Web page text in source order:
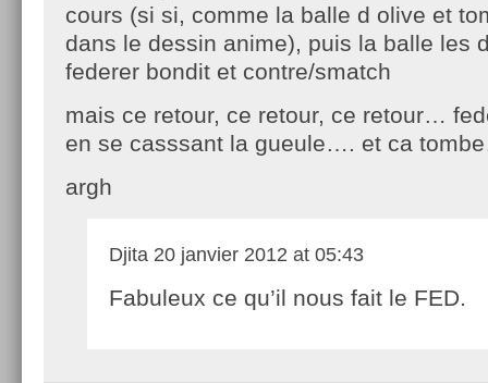
cours (si si, comme la balle d olive et
dans le dessin anime), puis la balle les
federer bondit et contre/smatch
mais ce retour, ce retour, ce retour…
en se casssant la gueule…. et ca
argh
Djita 20 janvier 2012 at 05:43
Fabuleux ce qu’il nous fait le FED.